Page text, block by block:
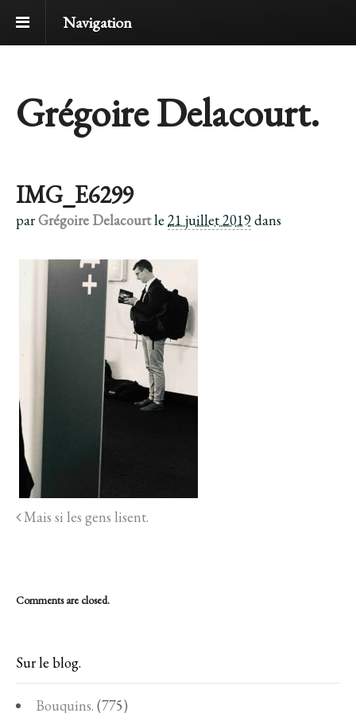
Navigation
Grégoire Delacourt.
IMG_E6299
parGrégoire Delacourtle 21 juillet 2019dans
Mais si les gens lisent.
Comments are closed.
Sur le blog.
Bouquins. (775)